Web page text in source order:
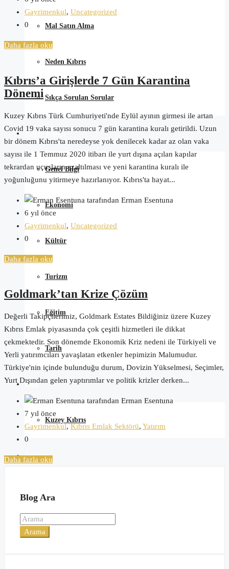
Mal Satın Alma
Neden Kıbrıs
Sıkça Sorulan Sorular
Kuzey Kıbrıs
Genel Bilgi
Ekonomi
Kültür
Turizm
Eğitim
Tarih
Blog
Kuzey Kıbrıs
İletişim
Gayrimenkul, Uncategorized
0
Daha fazla oku
Kıbrıs’a Girişlerde 7 Gün Karantina
Dönemi
Kuzey Kıbrıs Türk Cumhuriyeti'nde Eylül ayının girmesi ile artan
Covid 19 vaka sayısı sonucu 7 gün karantina kuralı getirildi. Uzun
bir dönem Kıbrıs'ta neredeyse yok denilecek kadar az olan vaka
sayısı ile 1 Temmuz 2020 itibarı ile yurt dışına açılan kapılar
tekrardan uçuşların azaltılması ve yeni karantina kuralı ile
yoğunluğunu yitirmeye hazırlanıyor. Kıbrıs'ta hayat...
tarafından Erman Esentuna
6 yıl önce
Gayrimenkul, Uncategorized
0
Daha fazla oku
Goldmark’tan Krize Çözüm
Değerli Takipçilerimiz, Goldmark Estates Bildiğiniz üzere Kuzey
Kıbrıs Emlak piyasasında çok çeşitli hizmetleri ile dikkat
çekmektedir. Son dönemde Ekonomik Kriz nedeni ile Türkiyeli ve
Yerli yatırımcıları yavaşlatan etkenler hepimizin Malumudur.
Türkiye'nin içinde bulunduğu durum, Dovizin Yükselmesi, Seçimler,
Yurt Dışından gelen yaptırımlar ve politik krizler derken...
tarafından Erman Esentuna
7 yıl önce
Gayrimenkul,Kıbrıs Emlak Sektörü, Yatırım
0
Daha fazla oku
Blog Ara
Arama